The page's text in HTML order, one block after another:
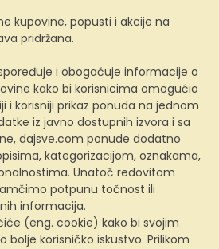
kupovine, popusti i akcije na
pridržana.
i obogaćuje informacije o
kako bi korisnicima omogućio
i korisniji prikaz ponuda na jednom
iz javno dostupnih izvora i sa
dajsve.com ponude dodatno
kategorizacijom, oznakama,
Unatoč redovitom
potpunu točnost ili
informacija.
(eng. cookie) kako bi svojim
korisničko iskustvo. Prilikom